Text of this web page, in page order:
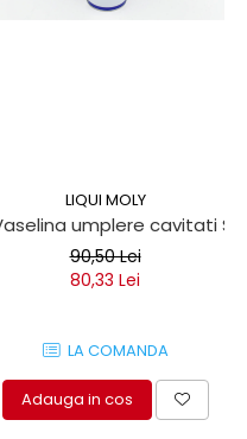
LIQUI MOLY
umplere cavitati
90,50 Lei
80,33 Lei
LA COMANDA
Adauga in cos